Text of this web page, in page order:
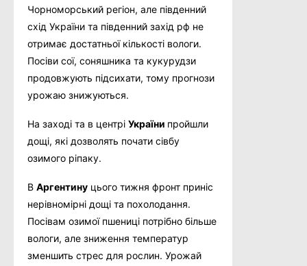
Чорноморський регіон, але південний
схід України та південний захід рф не
отримає достатньої кількості вологи.
Посіви сої, соняшника та кукурудзи
продовжують підсихати, тому прогнози
урожаю знижуються.
На заході та в центрі України пройшли
дощі, які дозволять почати сівбу
озимого ріпаку.
В Аргентину цього тижня фронт приніс
нерівномірні дощі та похолодання.
Посівам озимої пшениці потрібно більше
вологи, але зниження температур
зменшить стрес для рослин. Урожай